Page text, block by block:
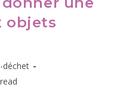
objets
déchet